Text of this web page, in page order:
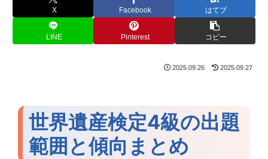
X Facebook はてブ
LINE Pinterest コピー
2025.09.26 2025.09.27
世界遺産検定4級の出題
範囲と傾向まとめ